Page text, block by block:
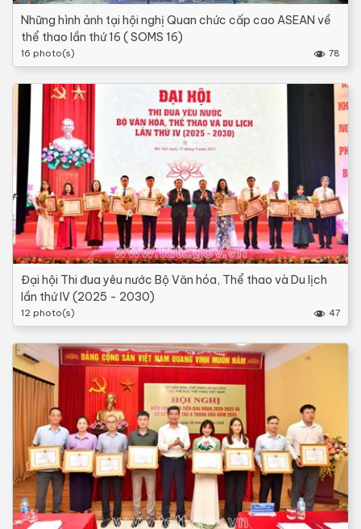
Những hình ảnh tại hội nghị Quan chức cấp cao ASEAN về
thể thao lần thứ 16 ( SOMS 16)
16 photo(s) 78
Đại hội Thi đua yêu nước Bộ Văn hóa, Thể thao và Du lịch
lần thứ IV (2025 - 2030)
12 photo(s) 47